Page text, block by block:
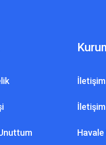
İletişim